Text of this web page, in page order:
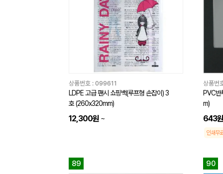
상품번호 : 099611
LDPE 고급 팬시 쇼핑백(루프형 손잡이) 3
호 (260x320mm)
12,300원 ~
상품번
PVC
m)
643원
인쇄무
89 90